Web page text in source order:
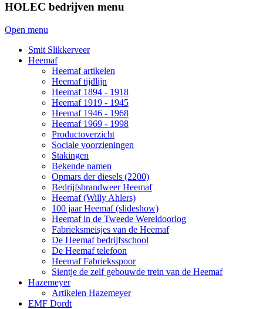
HOLEC bedrijven menu
Open menu
Smit Slikkerveer
Heemaf
Heemaf artikelen
Heemaf tijdlijn
Heemaf 1894 - 1918
Heemaf 1919 - 1945
Heemaf 1946 - 1968
Heemaf 1969 - 1998
Productoverzicht
Sociale voorzieningen
Stakingen
Bekende namen
Opmars der diesels (2200)
Bedrijfsbrandweer Heemaf
Heemaf (Willy Ahlers)
100 jaar Heemaf (slideshow)
Heemaf in de Tweede Wereldoorlog
Fabrieksmeisjes van de Heemaf
De Heemaf bedrijfsschool
De Heemaf telefoon
Heemaf Fabrieksspoor
Sientje de zelf gebouwde trein van de Heemaf
Hazemeyer
Artikelen Hazemeyer
EMF Dordt